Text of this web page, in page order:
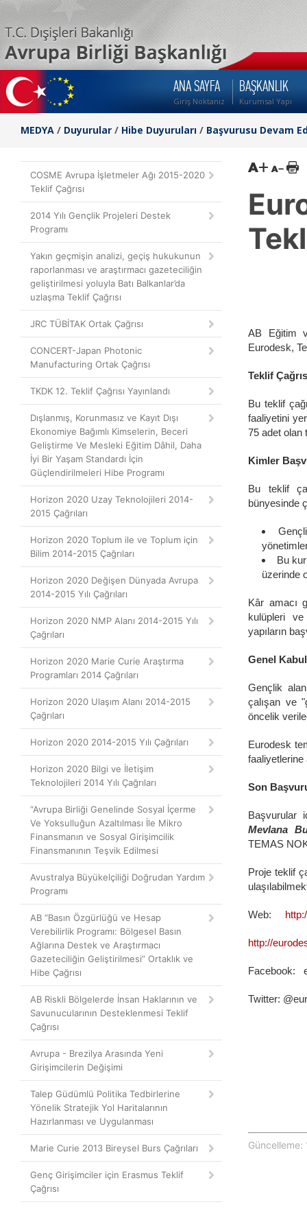
ANA SAYFA
Giriş Noktanız
BAŞKANLIK
Kurumsal Yapı
MEDYA / Duyurular / Hibe Duyuruları / Başvurusu Devam
COSME Avrupa İşletmeler Ağı 2015-2020
Teklif Çağrısı
2014 Yılı Gençlik Projeleri Destek
Programı
Yakın geçmişin analizi, geçiş hukukunun
raporlanması ve araştırmacı gazeteciliğin
geliştirilmesi yoluyla Batı Balkanlar’da
uzlaşma Teklif Çağrısı
JRC TÜBİTAK Ortak Çağrısı
CONCERT-Japan Photonic
Manufacturing Ortak Çağrısı
TKDK 12. Teklif Çağrısı Yayınlandı
Dışlanmış, Korunmasız ve Kayıt Dışı
Ekonomiye Bağımlı Kimselerin, Beceri
Geliştirme Ve Mesleki Eğitim Dâhil, Daha
İyi Bir Yaşam Standardı İçin
Güçlendirilmeleri Hibe Programı
Horizon 2020 Uzay Teknolojileri 2014-
2015 Çağrıları
Horizon 2020 Toplum ile ve Toplum için
Bilim 2014-2015 Çağrıları
Horizon 2020 Değişen Dünyada Avrupa
2014-2015 Yılı Çağrıları
Horizon 2020 NMP Alanı 2014-2015 Yılı
Çağrıları
Horizon 2020 Marie Curie Araştırma
Programları 2014 Çağrıları
Horizon 2020 Ulaşım Alanı 2014-2015
Çağrıları
Horizon 2020 2014-2015 Yılı Çağrıları
Horizon 2020 Bilgi ve İletişim
Teknolojileri 2014 Yılı Çağrıları
“Avrupa Birliği Genelinde Sosyal İçerme
Ve Yoksulluğun Azaltılması İle Mikro
Finansmanın ve Sosyal Girişimcilik
Finansmanının Teşvik Edilmesi
Avustralya Büyükelçiliği Doğrudan Yardım
Programı
AB “Basın Özgürlüğü ve Hesap
Verebilirlik Programı: Bölgesel Basın
Ağlarına Destek ve Araştırmacı
Gazeteciliğin Geliştirilmesi” Ortaklık ve
Hibe Çağrısı
AB Riskli Bölgelerde İnsan Haklarının ve
Savunucularının Desteklenmesi Teklif
Çağrısı
Avrupa - Brezilya Arasında Yeni
Girişimcilerin Değişimi
Talep Güdümlü Politika Tedbirlerine
Yönelik Stratejik Yol Haritalarının
Hazırlanması ve Uygulanması
Marie Curie 2013 Bireysel Burs Çağrıları
Genç Girişimciler için Erasmus Teklif
Çağrısı
AB Eğitim
Eurodesk,
Teklif
Bu teklif
faaliyetini
75 adet olan
Kimler
Bu teklif
bünyesinde
Bu
üzerinde
Kâr amacı
kulüpleri ve
yapıların
Genel
Gençlik
çalışan ve
öncelik
Eurodesk
faaliyetlerine
Son
Başvurular
Mevlana
TEMAS
Proje teklif
Web:
http://
Facebook:
Twitter: